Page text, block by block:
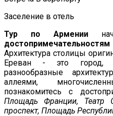
Заселение в отель
Тур по Армении
Архитектура столицы
Ереван - это город,
разнообразные
аллеями,
познакомитесь с
Площадь Франции, Театр
проспект, Площадь